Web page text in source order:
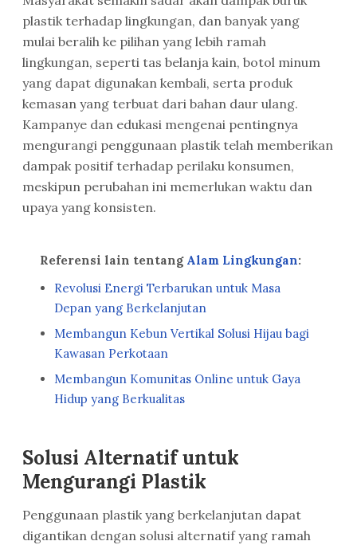
plastik terhadap lingkungan, dan banyak yang
mulai beralih ke pilihan yang lebih ramah
lingkungan, seperti tas belanja kain, botol minum
yang dapat digunakan kembali, serta produk
kemasan yang terbuat dari bahan daur ulang.
Kampanye dan edukasi mengenai pentingnya
mengurangi penggunaan plastik telah memberikan
dampak positif terhadap perilaku konsumen,
meskipun perubahan ini memerlukan waktu dan
upaya yang konsisten.
Referensi lain tentang Alam Lingkungan:
Revolusi Energi Terbarukan untuk Masa
Depan yang Berkelanjutan
Membangun Kebun Vertikal Solusi Hijau bagi
Kawasan Perkotaan
Membangun Komunitas Online untuk Gaya
Hidup yang Berkualitas
Solusi Alternatif untuk
Mengurangi Plastik
Penggunaan plastik yang berkelanjutan dapat
digantikan dengan solusi alternatif yang ramah